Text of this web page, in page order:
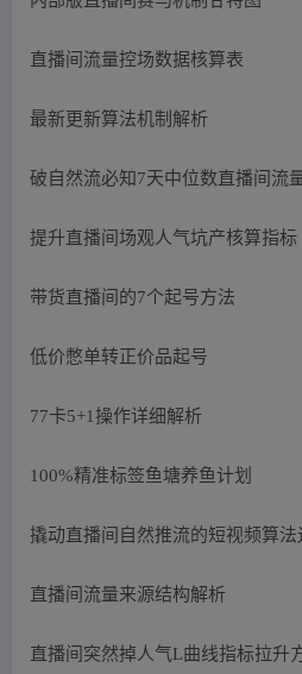
直播间流量控场数据核算表
最新更新算法机制解析
破自然流必知7天中位数直播间流
提升直播间场观人气坑产核算指标
带货直播间的7个起号方法
低价憋单转正价品起号
77卡5+1操作详细解析
100%精准标签鱼塘养鱼计划
撬动直播间自然推流的短视频算法
直播间流量来源结构解析
直播间突然掉人气L曲线指标拉升